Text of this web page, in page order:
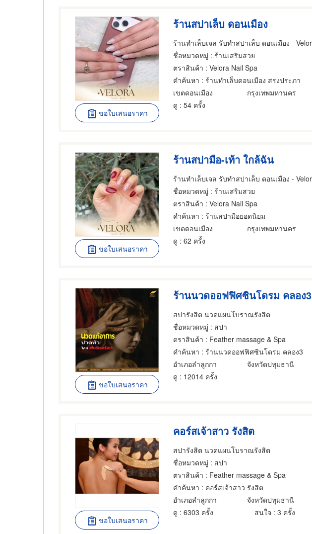
ขอใบเสนอราคา
ร้านสปาเล็บ ดอนเมือง
ชื่อหมวดหมู่ : ร้านเสริมสวย
ตราสินค้า : Velora Nail Spa
คำค้นหา : ร้านทําเล็บดอนเมือง สรงประภา
เขตดอนเมือง
กรุงเทพมหานคร
ดู : 54 ครั้ง
ขอใบเสนอราคา
ร้านสปามือ-เท้า ใกล้ฉัน
ชื่อหมวดหมู่ : ร้านเสริมสวย
ตราสินค้า : Velora Nail Spa
คำค้นหา : ร้านสปามือยอดนิยม
เขตดอนเมือง
กรุงเทพมหานคร
ดู : 62 ครั้ง
ขอใบเสนอราคา
ร้านนวดออฟฟิศซินโดรม คลอง3
สปารังสิต นวดแผนโบราณรังสิต
ชื่อหมวดหมู่ : สปา
ตราสินค้า : Feather massage & Spa
คำค้นหา : ร้านนวดออฟฟิศซินโดรม คลอง3
อำเภอลำลูกกา
จังหวัดปทุมธานี
ดู : 12014 ครั้ง
ขอใบเสนอราคา
คอร์สเจ้าสาว รังสิต
สปารังสิต นวดแผนโบราณรังสิต
ชื่อหมวดหมู่ : สปา
ตราสินค้า : Feather massage & Spa
คำค้นหา : คอร์สเจ้าสาว รังสิต
อำเภอลำลูกกา
จังหวัดปทุมธานี
ดู : 6303 ครั้ง สนใจ : 3 ครั้ง